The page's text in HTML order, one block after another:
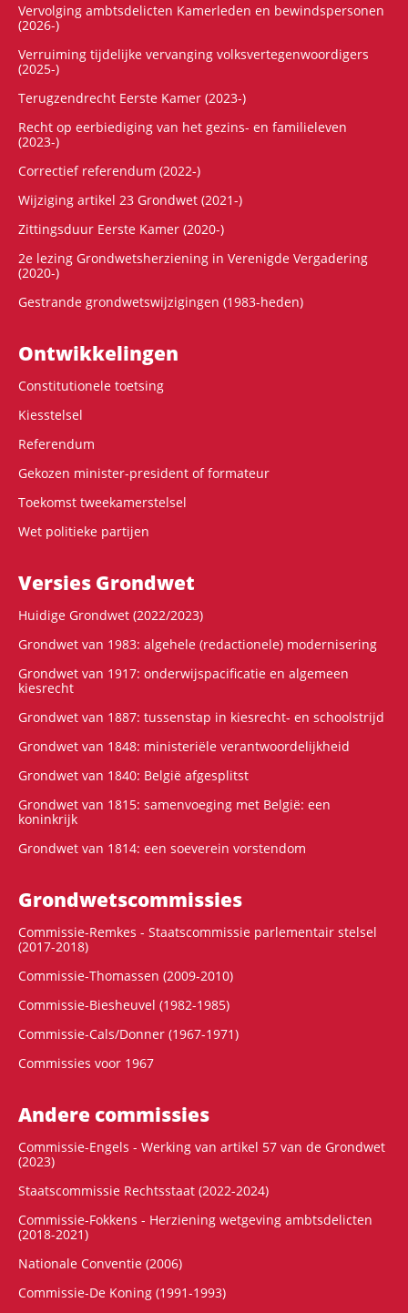
Vervolging ambtsdelicten Kamerleden en bewindspersonen
(2026-)
Verruiming tijdelijke vervanging volksvertegenwoordigers
(2025-)
Terugzendrecht Eerste Kamer (2023-)
Recht op eerbiediging van het gezins- en familieleven
(2023-)
Correctief referendum (2022-)
Wijziging artikel 23 Grondwet (2021-)
Zittingsduur Eerste Kamer (2020-)
2e lezing Grondwetsherziening in Verenigde Vergadering
(2020-)
Gestrande grondwetswijzigingen (1983-heden)
Ontwikke­lingen
Constitutionele toetsing
Kiesstelsel
Referendum
Gekozen minister-president of formateur
Toekomst tweekamerstelsel
Wet politieke partijen
Versies Grondwet
Huidige Grondwet (2022/2023)
Grondwet van 1983: algehele (redactionele) modernisering
Grondwet van 1917: onderwijspacificatie en algemeen
kiesrecht
Grondwet van 1887: tussenstap in kiesrecht- en schoolstrijd
Grondwet van 1848: ministeriële verantwoordelijkheid
Grondwet van 1840: België afgesplitst
Grondwet van 1815: samenvoeging met België: een
koninkrijk
Grondwet van 1814: een soeverein vorstendom
Grondwets­commissies
Commissie-Remkes - Staatscommissie parlementair stelsel
(2017-2018)
Commissie-Thomassen (2009-2010)
Commissie-Biesheuvel (1982-1985)
Commissie-Cals/Donner (1967-1971)
Commissies voor 1967
Andere commissies
Commissie-Engels - Werking van artikel 57 van de Grondwet
(2023)
Staatscommissie Rechtsstaat (2022-2024)
Commissie-Fokkens - Herziening wetgeving ambtsdelicten
(2018-2021)
Nationale Conventie (2006)
Commissie-De Koning (1991-1993)